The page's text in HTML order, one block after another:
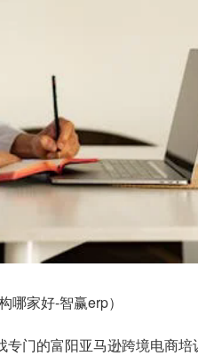
哪家好-智赢erp）
门的富阳亚马逊跨境电商